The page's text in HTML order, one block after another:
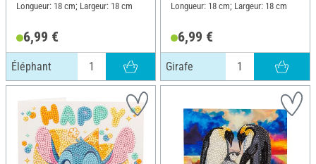
Longueur: 18 cm; Largeur: 18 cm
6,99 €
Éléphant
Longueur: 18 cm; Largeur: 18 cm
6,99 €
Girafe